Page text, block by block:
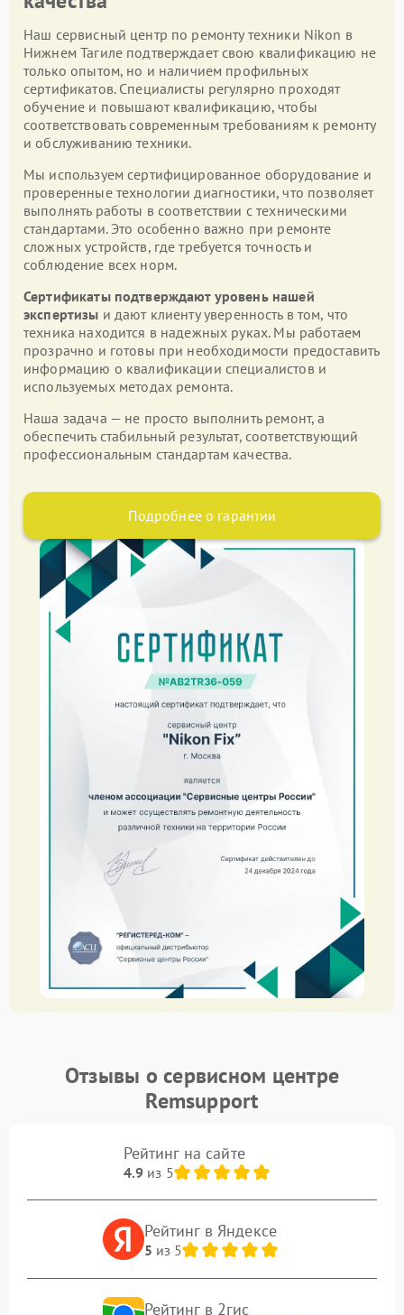
Наш сервисный центр по ремонту техники Nikon в
Нижнем Тагиле подтверждает свою квалификацию не
только опытом, но и наличием профильных
сертификатов. Специалисты регулярно проходят
обучение и повышают квалификацию, чтобы
соответствовать современным требованиям к ремонту
и обслуживанию техники.
Мы используем сертифицированное оборудование и
проверенные технологии диагностики, что позволяет
выполнять работы в соответствии с техническими
стандартами. Это особенно важно при ремонте
сложных устройств, где требуется точность и
соблюдение всех норм.
Сертификаты подтверждают уровень нашей
экспертизы и дают клиенту уверенность в том, что
техника находится в надежных руках. Мы работаем
прозрачно и готовы при необходимости предоставить
информацию о квалификации специалистов и
используемых методах ремонта.
Наша задача — не просто выполнить ремонт, а
обеспечить стабильный результат, соответствующий
профессиональным стандартам качества.
Подробнее о гарантии
Отзывы о сервисном центре
Remsupport
Рейтинг на сайте
4.9из 5
Рейтинг в Яндексе
5 из 5
Рейтинг в 2гис